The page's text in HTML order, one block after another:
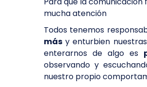
mucha atención
Todos tenemos
más y enturbien
enterarnos de algo es
observando y
nuestro propio